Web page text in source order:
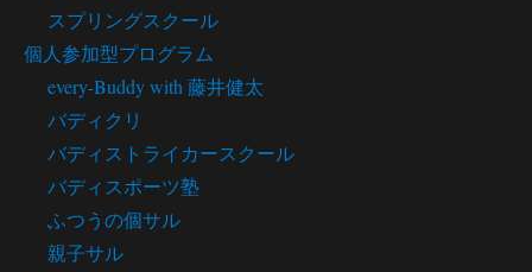
スプリングスクール
個人参加型プログラム
every-Buddy with 藤井健太
バディクリ
バディストライカースクール
バディスポーツ塾
ふつうの個サル
親子サル